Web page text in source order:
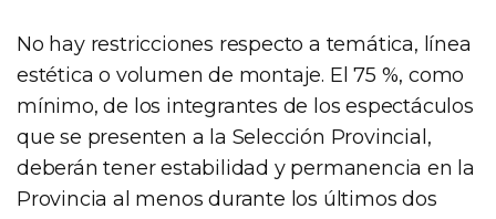
No hay restricciones respecto a temática, línea
estética o volumen de montaje. El 75 %, como
mínimo, de los integrantes de los espectáculos
que se presenten a la Selección Provincial,
deberán tener estabilidad y permanencia en la
Provincia al menos durante los últimos dos